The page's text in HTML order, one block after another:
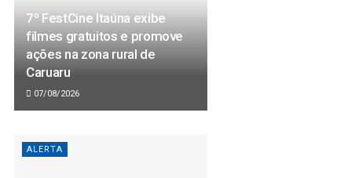
7º FestCine Itaúna exibe
filmes gratuitos e promove
ações na zona rural de
Caruaru
07/08/2026
ALERTA